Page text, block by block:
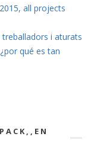
all projects
i aturats
qué es tan